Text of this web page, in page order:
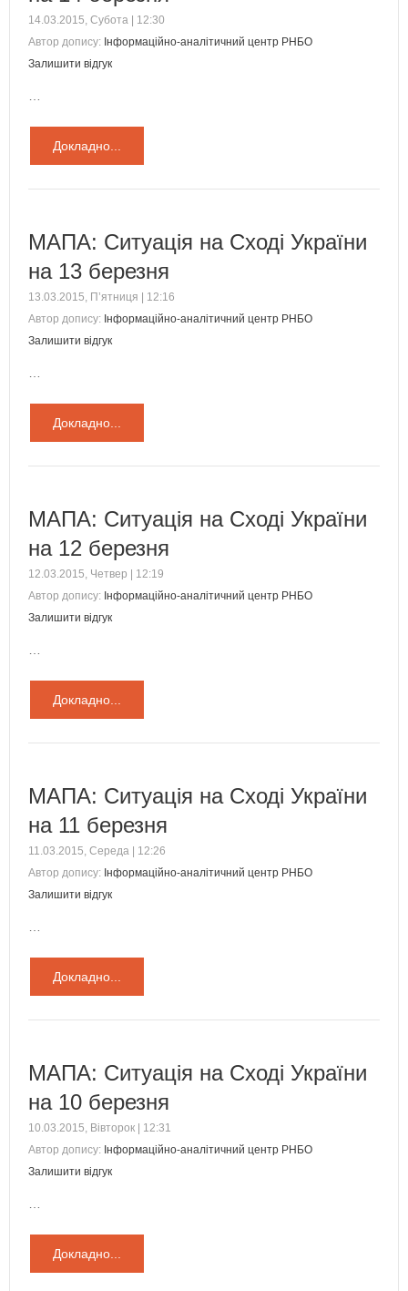
14.03.2015, Субота | 12:30
Автор допису: Інформаційно-аналітичний центр РНБО
Залишити відгук
Докладно...
МАПА: Ситуація на Сході України
на 13 березня
13.03.2015, П’ятниця | 12:16
Автор допису: Інформаційно-аналітичний центр РНБО
Залишити відгук
Докладно...
МАПА: Ситуація на Сході України
на 12 березня
12.03.2015, Четвер | 12:19
Автор допису: Інформаційно-аналітичний центр РНБО
Залишити відгук
Докладно...
МАПА: Ситуація на Сході України
на 11 березня
11.03.2015, Середа | 12:26
Автор допису: Інформаційно-аналітичний центр РНБО
Залишити відгук
Докладно...
МАПА: Ситуація на Сході України
на 10 березня
10.03.2015, Вівторок | 12:31
Автор допису: Інформаційно-аналітичний центр РНБО
Залишити відгук
Докладно...